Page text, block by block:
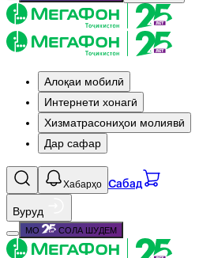
Алоқаи мобилӣ
Интернети хонагӣ
Хизматрасониҳои молиявӣ
Дар сафар
Хабарҳо Сабад
Вуруд
МО СОЛА ШУДЕМ